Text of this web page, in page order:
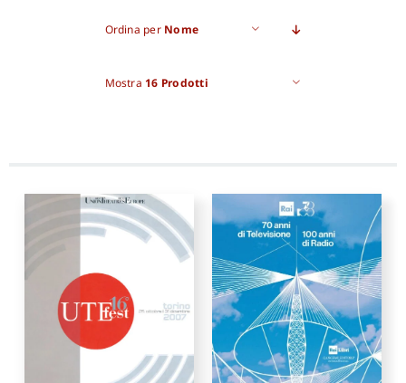
Ordina per Nome
Mostra 16 Prodotti